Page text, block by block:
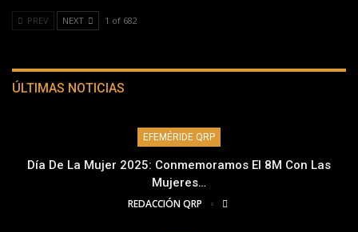
PREV NEXT 1 of 682
ÚLTIMAS NOTICIAS
EFEMÉRIDE QRP
Día De La Mujer 2025: Conmemoramos El 8M Con Las
Mujeres…
REDACCIÓN QRP